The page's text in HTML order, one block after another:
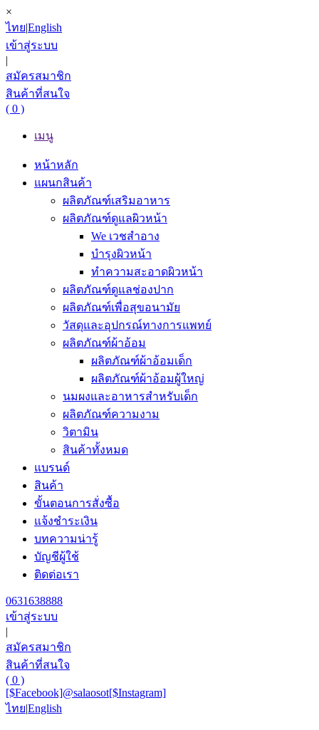
×
ไทย|English
เข้าสู่ระบบ
|
สมัครสมาชิก
สินค้าที่สนใจ
( 0 )
เมนู
หน้าหลัก
แผนกสินค้า
ผลิตภัณฑ์เสริมอาหาร
ผลิตภัณฑ์ดูแลผิวหน้า
We เวชสำอาง
บำรุงผิวหน้า
ทำความสะอาดผิวหน้า
ผลิตภัณฑ์ดูแลช่องปาก
ผลิตภัณฑ์เพื่อสุขอนามัย
วัสดุและอุปกรณ์ทางการแพทย์
ผลิตภัณฑ์ผ้าอ้อม
ผลิตภัณฑ์ผ้าอ้อมเด็ก
ผลิตภัณฑ์ผ้าอ้อมผู้ใหญ่
นมผงและอาหารสำหรับเด็ก
ผลิตภัณฑ์ความงาม
วิตามิน
สินค้าทั้งหมด
แบรนด์
สินค้า
ขั้นตอนการสั่งซื้อ
แจ้งชำระเงิน
บทความน่ารู้
บัญชีผู้ใช้
ติดต่อเรา
0631638888
เข้าสู่ระบบ
|
สมัครสมาชิก
สินค้าที่สนใจ
( 0 )
[$Facebook]@salaosot[$Instagram]
ไทย|English